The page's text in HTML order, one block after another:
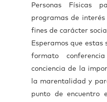
Personas Físicas
programas de
fines de carácter
Esperamos que estas
formato
conciencia de la
la marentalidad y
punto de encuentro